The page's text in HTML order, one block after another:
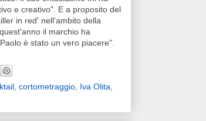
e creativo". E a proposito del
in red' nell’ambito della
il marchio ha
è stato un vero piacere".
, cortometraggio, Iva Olita,